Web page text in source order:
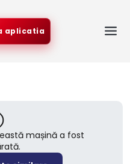
aplicatia
mașină a fost